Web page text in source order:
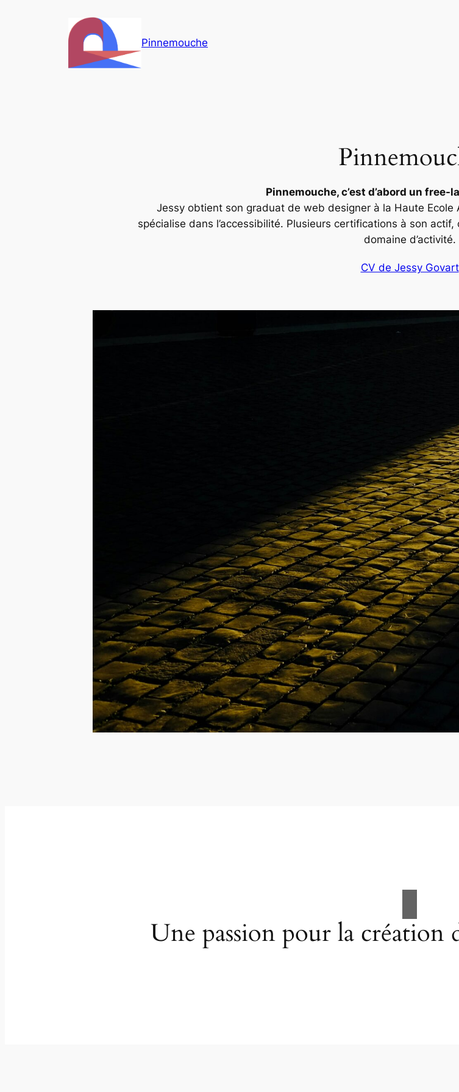
Pinnemouche
Pinnemouche, c’est d’abord un free-
Jessy obtient son graduat de web designer à la Haute
spécialise dans l’accessibilité. Plusieurs certifications à son
domaine d’activité.
CV de Jessy Govart
Une passion pour la création